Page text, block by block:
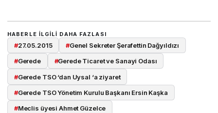
HABERLE ILGILI DAHA FAZLASI
#27.05.2015 #Genel Sekreter Şerafettin Dağyıldızı
#Gerede #Gerede Ticaret ve Sanayi Odası
#Gerede TSO ‘dan Uysal ‘a ziyaret
#Gerede TSO Yönetim Kurulu Başkanı Ersin Kaşka
#Meclis üyesi Ahmet Güzelce